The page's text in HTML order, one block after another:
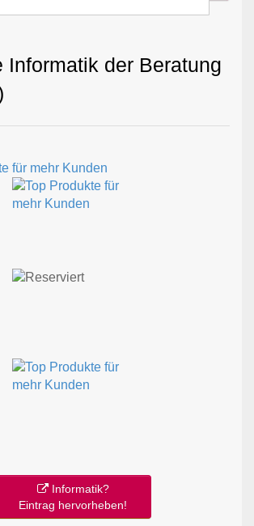
Informatik der Beratung
Informatik?
Eintrag hervorheben!